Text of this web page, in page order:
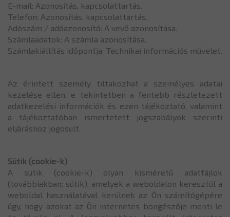
E-mail: Azonosítás, kapcsolattartás.
Telefon: Azonosítás, kapcsolattartás.
Adószám / adóazonosító: A vevő azonosítása.
Számlaadatok: A számla azonosítása.
Számlakiállítás időpontja: Technikai információs művelet.
Az érintett személy tiltakozhat a személyes adatai
kezelése ellen, e tekintetben a fentebb részletezett
adatkezelési információk és ezen tájékoztató, valamint
a tájékoztatóban ismertetett jogszabályok szerinti
eljáráshoz jogosult.
Sütik (cookie-k)
A sütik (cookie-k) olyan kisméretű adatfájlok
(továbbiakban: sütik), amelyek a weboldalon keresztül a
weboldal használatával kerülnek az Ön számítógépére
úgy, hogy azokat az Ön internetes böngészője menti le